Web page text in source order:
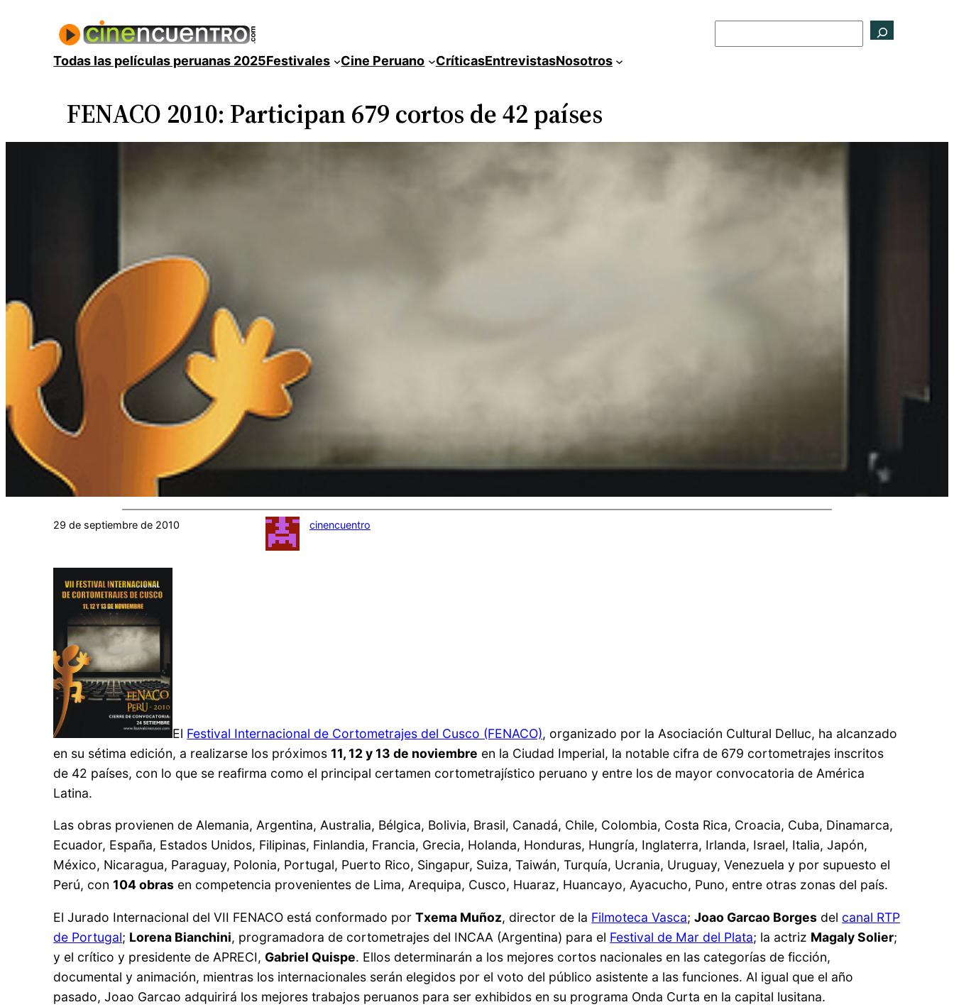
contenidoTodas las películas peruanas 2025Festivales Cine Peruano CríticasEntrevistasNosotros
FENACO 2010: Participan 679 cortos de 42 países
29 de septiembre de 2010 cinencuentro
El Festival Internacional de Cortometrajes del Cusco (FENACO), organizado por la Asociación Cultural Delluc, ha alcanzado
en su sétima edición, a realizarse los próximos11, 12 y 13 de noviembre en la Ciudad Imperial, la notable cifra de 679 cortometrajes inscritos
de 42 países, con lo que se reafirma como el principal certamen cortometrajístico peruano y entre los de mayor convocatoria de América
Latina.
Las obras provienen de Alemania, Argentina, Australia, Bélgica, Bolivia, Brasil, Canadá, Chile, Colombia, Costa Rica, Croacia, Cuba, Dinamarca,
Ecuador, España, Estados Unidos, Filipinas, Finlandia, Francia, Grecia, Holanda, Honduras, Hungría, Inglaterra, Irlanda, Israel, Italia, Japón,
México, Nicaragua, Paraguay, Polonia, Portugal, Puerto Rico, Singapur, Suiza, Taiwán, Turquía, Ucrania, Uruguay, Venezuela y por supuesto el
Perú, con104 obras en competencia provenientes de Lima, Arequipa, Cusco, Huaraz, Huancayo, Ayacucho, Puno, entre otras zonas del país.
El Jurado Internacional del VII FENACO está conformado porTxema Muñoz, director de la Filmoteca Vasca;Joao Garcao Borges del canal RTP
de Portugal; Lorena Bianchini, programadora de cortometrajes del INCAA (Argentina) para el Festival de Mar del Plata; la actriz Magaly Solier;
y el crítico y presidente de APRECI, Gabriel Quispe. Ellos determinarán a los mejores cortos nacionales en las categorías de ficción,
documental y animación, mientras los internacionales serán elegidos por el voto del público asistente a las funciones. Al igual que el año
pasado, Joao Garcao adquirirá los mejores trabajos peruanos para ser exhibidos en su programa Onda Curta en la capital lusitana.